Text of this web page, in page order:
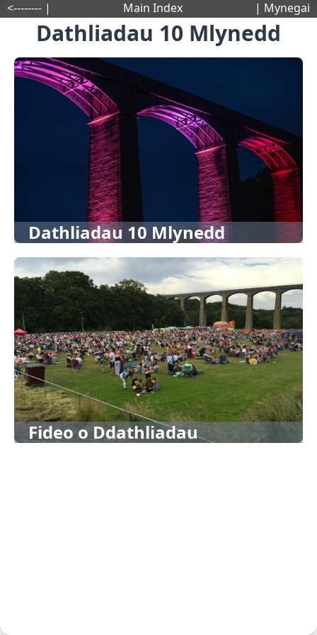
Dathliadau 10 Mlynedd
Dathliadau 10 Mlynedd
Fideo o Ddathliadau
<-------- | Main Index | Mynegai